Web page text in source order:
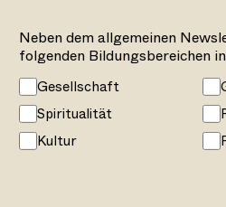
Neben dem allgemeinen
folgenden Bildungsbereichen
Gesellschaft
Spiritualität
Kultur